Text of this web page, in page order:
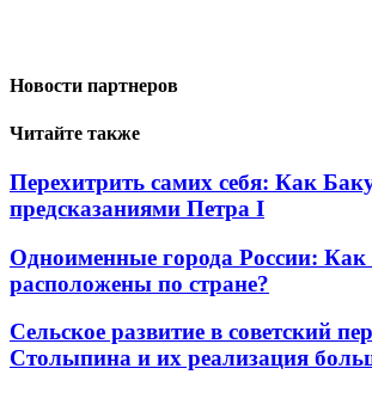
Новости партнеров
Читайте также
Перехитрить самих себя: Как
предсказаниями Петра I
Одноименные города России: Как
расположены по стране?
Сельское развитие в советский
Столыпина и их реализация